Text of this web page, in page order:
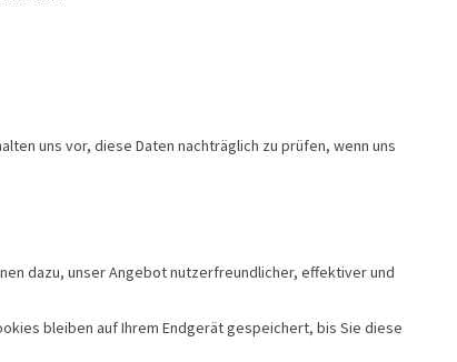
uns vor, diese Daten nachträglich zu prüfen, wenn uns
dazu, unser Angebot nutzerfreundlicher, effektiver und
bleiben auf Ihrem Endgerät gespeichert, bis Sie diese